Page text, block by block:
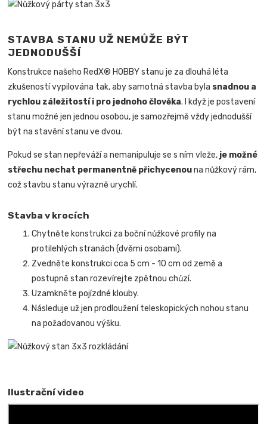
STAVBA STANU UŽ NEMŮŽE BÝT
JEDNODUŠŠÍ
Konstrukce našeho RedX® HOBBY stanu je za dlouhá léta
zkušeností vypilována tak, aby samotná stavba byla snadnou a
rychlou záležitostí i pro jednoho člověka.
I když je postavení
stanu možné jen jednou osobou, je samozřejmě vždy jednodušší
být na stavění stanu ve dvou.
Pokud se stan nepřeváží a nemanipuluje se s ním vleže, je možné
střechu nechat permanentně přichycenouna nůžkový rám,
což stavbu stanu výrazně urychlí.
Stavba v krocích
Chytněte konstrukci za boční nůžkové profily na
protilehlých stranách (dvěmi osobami).
Zvedněte konstrukci cca 5 cm - 10 cm od země a
postupně stan rozevírejte zpětnou chůzí.
Uzamkněte pojízdné klouby.
Následuje už jen prodloužení teleskopických nohou stanu
na požadovanou výšku.
Ilustrační video